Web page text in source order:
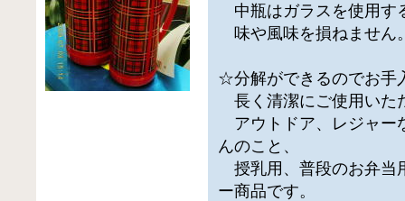
中瓶はガラスを使用す
味や風味を損ねません
☆分解ができるのでお手
長く清潔にご使用いた
アウトドア、レジャー
んのこと、
授乳用、普段のお弁当
ー商品です。